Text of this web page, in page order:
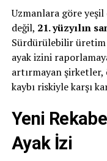
Uzmanlara göre
değil, 21. yüzyılın
Sürdürülebilir üretim
ayak izini
artırmayan şirketler,
kaybı riskiyle karşı
Yeni
Ayak İzi